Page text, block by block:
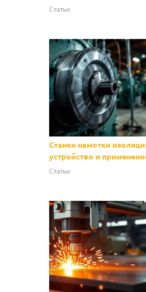
Статьи
Станки намотки
устройство и
Статьи